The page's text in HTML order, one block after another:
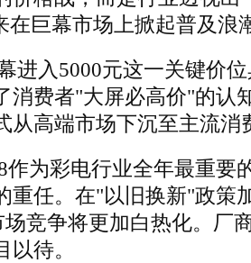
在巨幕市场上掀起普及浪
进入5000元这一关键价
消费者"大屏必高价"的认
从高端市场下沉至主流消
作为彩电行业全年最重要
重任。在"以旧换新"政策
场竞争将更加白热化。厂
待。